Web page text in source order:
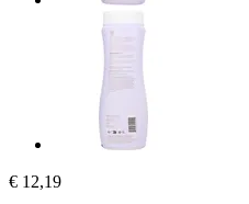
€ 12,19